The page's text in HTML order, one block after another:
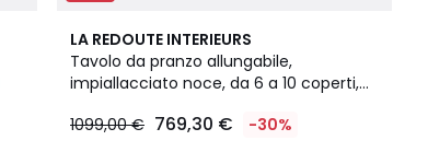
LA REDOUTE INTERIEURS
Tavolo da pranzo allungabile,
impiallacciato noce, da 6 a 10 coperti,
1099,00 € 769,30 € -30%
3
/
5